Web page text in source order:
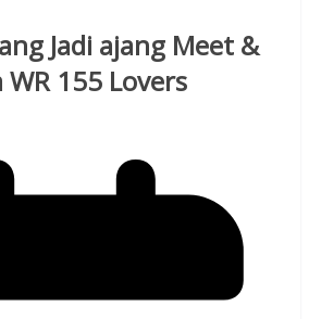
Jadi ajang Meet &
155 Lovers